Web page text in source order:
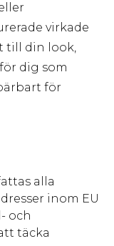
virkade
till din look,
dig som
för
alla
inom EU
och
täcka